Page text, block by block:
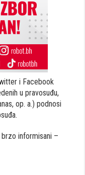
i Facebook
u pravosuđu,
op. a.) podnosi
informisani –